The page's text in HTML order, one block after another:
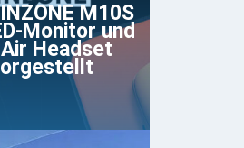
M10S
Monitor und
Headset